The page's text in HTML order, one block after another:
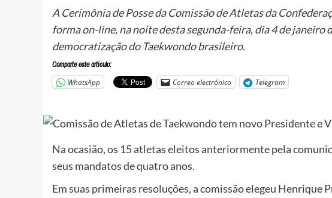
A Cerimônia de Posse da Comissão de Atletas da
forma on-line, na noite desta segunda-feira, dia 4 de janeiro
democratização do Taekwondo brasileiro.
Comparte este articulo:
WhatsApp Correo electrónico Telegram
Na ocasião, os 15 atletas eleitos anteriormente pela
seus mandatos de quatro anos.
Em suas primeiras resoluções, a comissão elegeu Henrique